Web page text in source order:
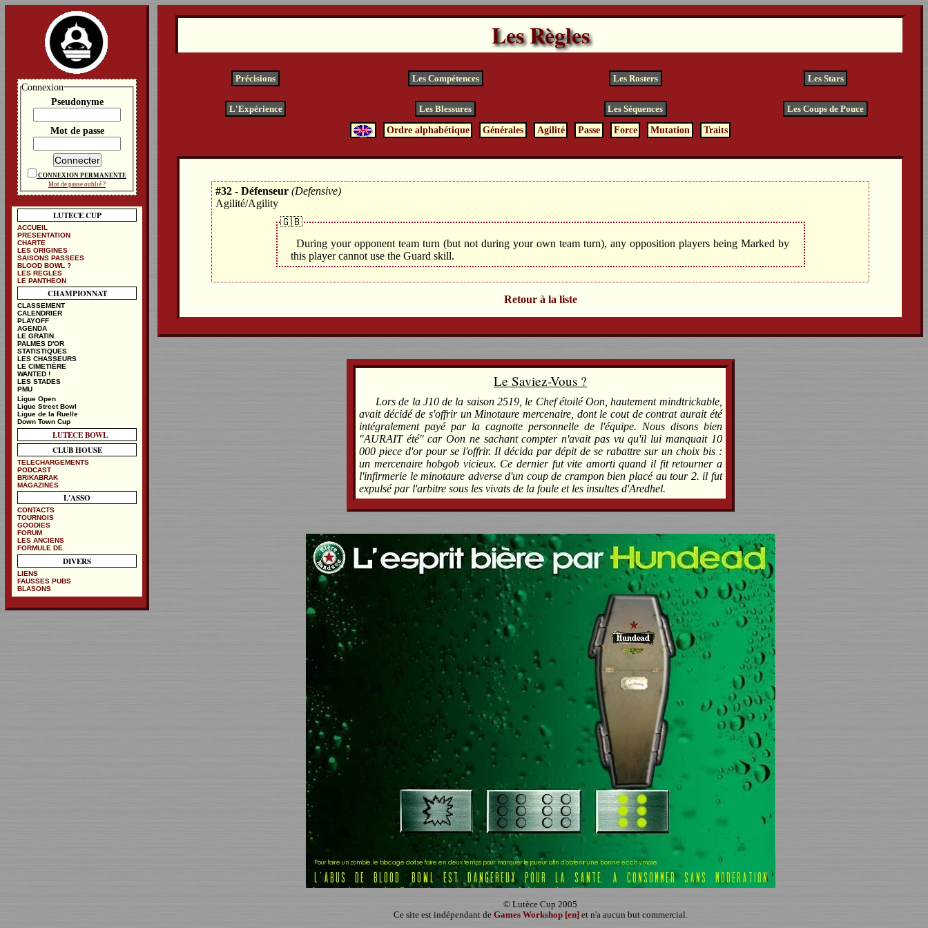
Les Règles
Précisions Les Compétences Les Rosters Les Stars
L'Expérience Les Blessures Les Séquences Les Coups de Pouce
Ordre alphabétique Générales Agilité Passe Force Mutation Traits
#32 - Défenseur (Defensive)
Agilité/Agility
🇬🇧
During your opponent team turn (but not during your own team turn), any opposition players being Marked by
this player cannot use the Guard skill.
Retour à la liste
Le Saviez-Vous ?
Lors de la J10 de la saison 2519, le Chef étoilé Oon, hautement mindtrickable,
avait décidé de s'offrir un Minotaure mercenaire, dont le cout de contrat aurait été
intégralement payé par la cagnotte personnelle de l'équipe. Nous disons bien
"AURAIT été" car Oon ne sachant compter n'avait pas vu qu'il lui manquait 10
000 piece d'or pour se l'offrir. Il décida par dépit de se rabattre sur un choix bis :
un mercenaire hobgob vicieux. Ce dernier fut vite amorti quand il fit retourner a
l'infirmerie le minotaure adverse d'un coup de crampon bien placé au tour 2. il fut
expulsé par l'arbitre sous les vivats de la foule et les insultes d'Aredhel.
© Lutèce Cup 2005
Ce site est indépendant de Games Workshop [en]et n'a aucun but commercial.
Connexion
Pseudonyme
Mot de passe
CONNEXION PERMANENTE
Mot de passe oublié ?
LUTECE CUP
ACCUEIL
PRESENTATION
CHARTE
LES ORIGINES
SAISONS PASSEES
BLOOD BOWL ?
LES REGLES
LE PANTHEON
CHAMPIONNAT
CLASSEMENT
CALENDRIER
PLAYOFF
AGENDA
LE GRATIN
PALMES D'OR
STATISTIQUES
LES CHASSEURS
LE CIMETIÈRE
WANTED !
LES STADES
PMU
Ligue Open
Ligue Street Bowl
Ligue de la Ruelle
Down Town Cup
LUTECE BOWL
CLUB HOUSE
TELECHARGEMENTS
PODCAST
BRIKABRAK
MAGAZINES
L'ASSO
CONTACTS
TOURNOIS
GOODIES
FORUM
LES ANCIENS
FORMULE DE
DIVERS
LIENS
FAUSSES PUBS
BLASONS